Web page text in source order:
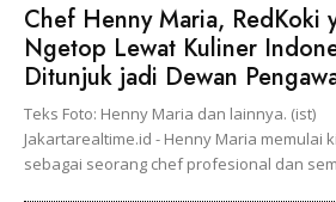
Chef Henny Maria, RedKoki
Ngetop Lewat Kuliner
Ditunjuk jadi Dewan
Teks Foto: Henny Maria dan lainnya. (ist)
Jakartarealtime.id - Henny Maria memulai
sebagai seorang chef profesional dan